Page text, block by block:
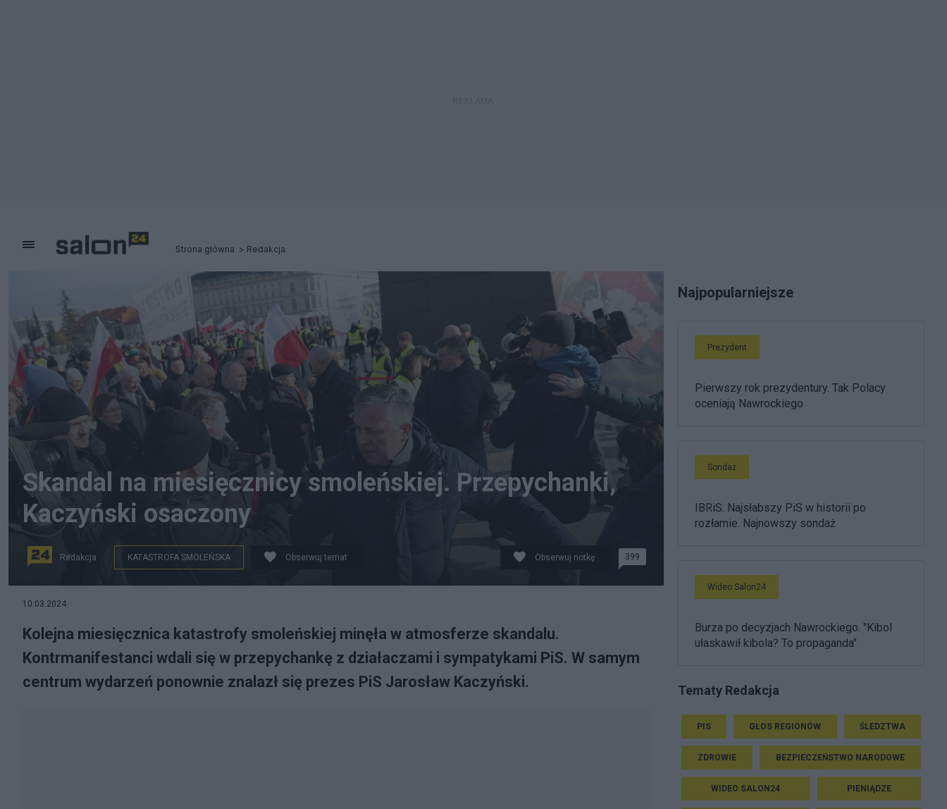
Strona główna Redakcja
Skandal na miesięcznicy smoleńskiej. Przepychanki,
Kaczyński osaczony
Redakcja KATASTROFA SMOLEŃSKA Obserwuj temat Obserwuj notkę 399
10.03.2024
Kolejna miesięcznica katastrofy smoleńskiej minęła w atmosferze skandalu.
Kontrmanifestanci wdali się w przepychankę z działaczami i sympatykami PiS. W samym
centrum wydarzeń ponownie znalazł się prezes PiS Jarosław Kaczyński.
Najpopularniejsze
Prezydent
Pierwszy rok prezydentury. Tak Polacy
oceniają Nawrockiego
Sondaż
IBRiS: Najsłabszy PiS w historii po
rozłamie. Najnowszy sondaż
Wideo Salon24
Burza po decyzjach Nawrockiego. "Kibol
ułaskawił kibola? To propaganda"
Tematy Redakcja
PIS GŁOS REGIONÓW ŚLEDZTWA
ZDROWIE BEZPIECZEŃSTWO NARODOWE
WIDEO SALON24 PIENIĄDZE